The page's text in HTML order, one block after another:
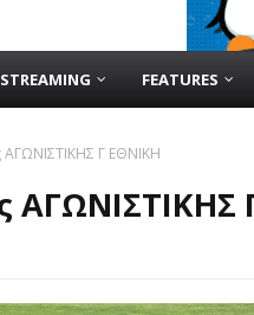
FEATURES
ΑΓΩΝΙΣΤΙΚΗΣ Γ ΕΘΝΙΚΗ
ΑΓΩΝΙΣΤΙΚΗΣ